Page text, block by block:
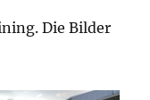
Die Bilder